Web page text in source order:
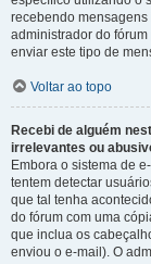
recebendo
administrador do
enviar este tipo de
Voltar ao topo
Recebi de alguém
irrelevantes ou
Embora o sistema de
tentem detectar
que tal tenha
do fórum com uma
que inclua os
enviou o e-mail). O